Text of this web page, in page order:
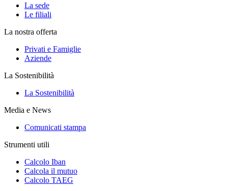
La sede
Le filiali
La nostra offerta
Privati e Famiglie
Aziende
La Sostenibilità
La Sostenibilità
Media e News
Comunicati stampa
Strumenti utili
Calcolo Iban
Calcola il mutuo
Calcolo TAEG